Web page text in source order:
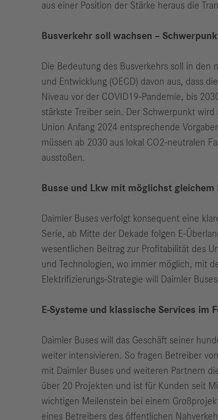
aus einer Position der Stärke heraus die
Busverkehr soll wachsen –
Die Bedeutung des Busverkehrs soll in
und Entwicklung (OECD) davon aus, dass
Niveau vor der COVID19-Pandemie, bis
stärkste Treiber sein. Der Schwerpunkt
Union Anfang 2024 entsprechende
müssen ab 2030 aus lokal CO2-neutralen
ausstoßen.
Busse und Lkw mit möglichst
Daimler Buses verfolgt konsequent eine
Serie, ab Mitte der Dekade folgen
wesentlichen Beitrag zur Profitabilität des
und Technologien, wo immer möglich, mit
Elektrifizierungs-Strategie will Daimler
E-Systeme und klassische Services im
Daimler Buses will das Geschäft seiner
weiter intensivieren. So fragen Betreiber
mit Daimler Buses und weiteren Partnern
über 20 Projekten und ist für Kunden seit
wichtigen Meilenstein bei einem
eines Betreibers des öffentlichen